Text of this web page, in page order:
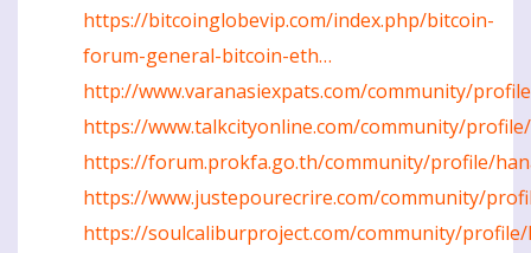
https://bitcoinglobevip.com/index.php/bitcoin-
forum-general-bitcoin-eth…
http://www.varanasiexpats.com/community/
https://www.talkcityonline.com/community/
https://forum.prokfa.go.th/community/profile/
https://www.justepourecrire.com/community/
https://soulcaliburproject.com/community/